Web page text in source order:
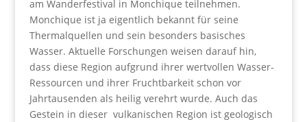
am Wanderfestival in Monchique teilnehmen.
Monchique ist ja eigentlich bekannt für seine
Thermalquellen und sein besonders basisches
Wasser. Aktuelle Forschungen weisen darauf hin,
dass diese Region aufgrund ihrer wertvollen Wasser-
Ressourcen und ihrer Fruchtbarkeit schon vor
Jahrtausenden als heilig verehrt wurde. Auch das
Gestein in dieser vulkanischen Region ist geologisch